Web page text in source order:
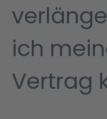
ich
Vertrag